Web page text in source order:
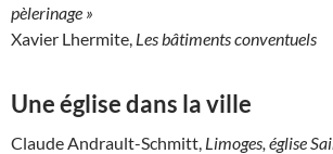
pèlerinage »
Xavier Lhermite, Les bâtiments conventuels
Une église dans la ville
Claude Andrault-Schmitt, Limoges, église